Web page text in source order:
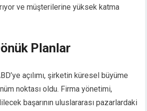
ve müşterilerine yüksek katma
Planlar
açılımı, şirketin küresel büyüme
noktası oldu. Firma yönetimi,
başarının uluslararası pazarlardaki